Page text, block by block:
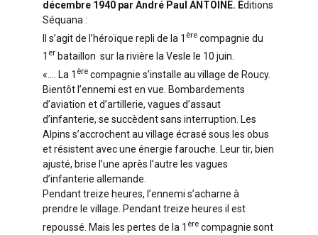
décembre 1940 par André Paul ANTOINE. Editions
Séquana :
Il s’agit de l’héroïque repli de la 1 ère compagnie du
1 er bataillon sur la rivière la Vesle le 10 juin.
«…. La 1 ère compagnie s’installe au village de Roucy.
Bientôt l’ennemi est en vue. Bombardements
d’aviation et d’artillerie, vagues d’assaut
d’infanterie, se succèdent sans interruption. Les
Alpins s’accrochent au village écrasé sous les obus
et résistent avec une énergie farouche. Leur tir, bien
ajusté, brise l’une après l’autre les vagues
d’infanterie allemande.
Pendant treize heures, l’ennemi s’acharne à
prendre le village. Pendant treize heures il est
repoussé. Mais les pertes de la 1 ère compagnie sont